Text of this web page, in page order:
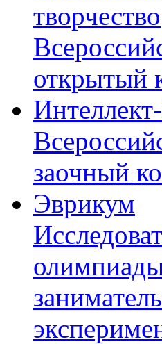
творчество
открытый
заочный
Эврикум